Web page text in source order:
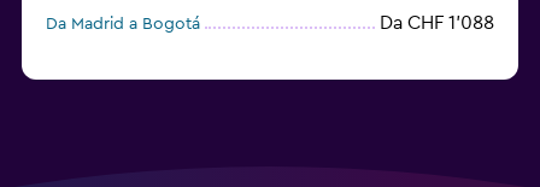
Da Madrid a Bogotá Da CHF 1’088